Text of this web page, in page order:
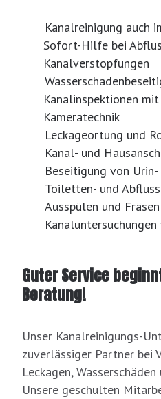
Kanalreinigung auch
Sofort-Hilfe bei
Kanalverstopfungen
Kanalinspektionen
Kameratechnik
Leckageortung und
Kanal- und
Beseitigung von
Toiletten- und
Ausspülen und
Guter Service
Beratung!
Unser Kanalreinigungs-
zuverlässiger Partner bei
Leckagen,
Unsere geschulten